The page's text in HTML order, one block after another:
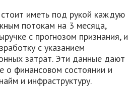
иметь под рукой каждую
потокам на 3 месяца,
с прогнозом признания, и
с указанием
затрат. Эти данные дают
о финансовом состоянии и
и инфраструктуру.